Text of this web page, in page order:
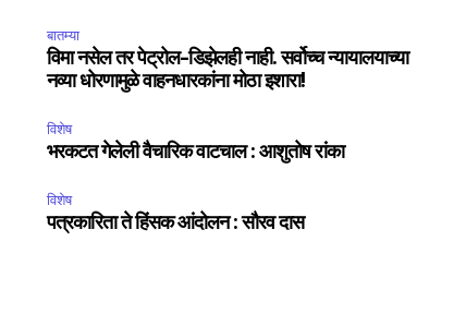
बातम्या
विमा नसेल तर पेट्रोल-डिझेलही नाही. सर्वोच्च न्यायालयाच्या
नव्या धोरणामुळे वाहनधारकांना मोठा इशारा!
विशेष
भरकटत गेलेली वैचारिक वाटचाल : आशुतोष रांका
विशेष
पत्रकारिता ते हिंसक आंदोलन : सौरव दास